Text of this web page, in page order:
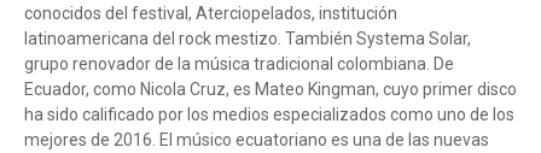
conocidos del festival, Aterciopelados, institución
latinoamericana del rock mestizo. También Systema Solar,
grupo renovador de la música tradicional colombiana. De
Ecuador, como Nicola Cruz, es Mateo Kingman, cuyo primer disco
ha sido calificado por los medios especializados como uno de los
mejores de 2016. El músico ecuatoriano es una de las nuevas